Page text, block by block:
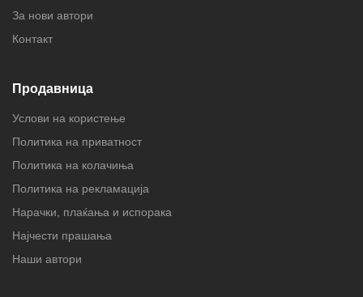
За нови автори
Контакт
Продавница
Услови на користење
Политика на приватност
Политика на колачиња
Политика на рекламација
Нарачки, плаќања и испорака
Најчести прашања
Наши автори